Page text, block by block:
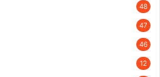
48
47
46
12